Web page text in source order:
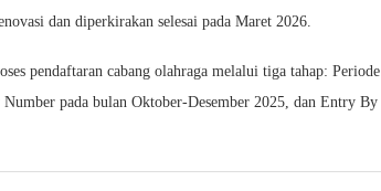
dan diperkirakan selesai pada Maret 2026.
pendaftaran cabang olahraga melalui tiga tahap: Periode
pada bulan Oktober-Desember 2025, dan Entry By